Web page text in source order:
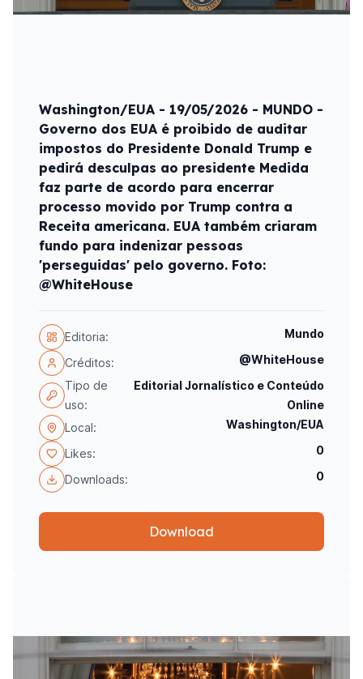
Washington/EUA - 19/05/2026 - MUNDO -
Governo dos EUA é proibido de auditar
impostos do Presidente Donald Trump e
pedirá desculpas ao presidente Medida
faz parte de acordo para encerrar
processo movido por Trump contra a
Receita americana. EUA também criaram
fundo para indenizar pessoas
'perseguidas' pelo governo. Foto:
@WhiteHouse
Editoria: Mundo
Créditos:
@WhiteHouse
Tipo de
uso:
Editorial Jornalístico e Conteúdo
Online
Local:
Washington/EUA
Likes: 0
Downloads: 0
Download